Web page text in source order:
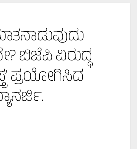
ಬಿಜೆಪಿ ವಿರುದ್ಧ
ಪ್ರಯೋಗಿಸಿದ